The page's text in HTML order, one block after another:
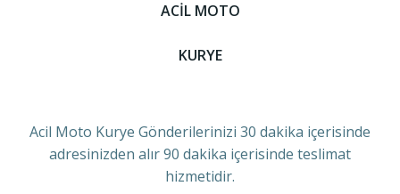
ACİL MOTO
KURYE
Acil Moto Kurye Gönderilerinizi 30 dakika içerisinde
adresinizden alır 90 dakika içerisinde teslimat
hizmetidir.